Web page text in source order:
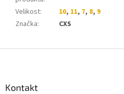
Velikost: 10, 11, 7, 8, 9
Značka: CXS
Kontakt